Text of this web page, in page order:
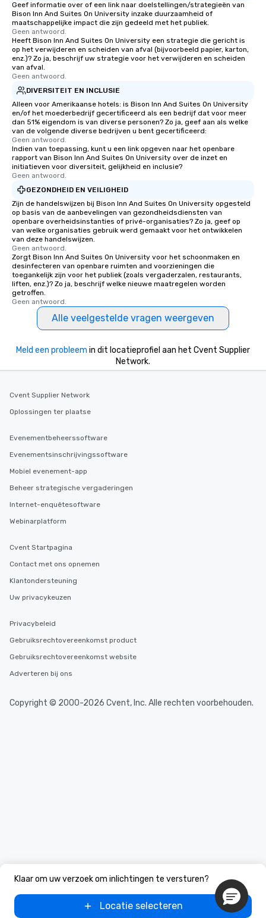
Geef informatie over of een link naar doelstellingen/strategieën van
Bison Inn And Suites On University inzake duurzaamheid of
maatschappelijke impact die zijn gedeeld met het publiek.
Geen antwoord.
Heeft Bison Inn And Suites On University een strategie die gericht is
op het verwijderen en scheiden van afval (bijvoorbeeld papier, karton,
enz.)? Zo ja, beschrijf uw strategie voor het verwijderen en scheiden
van afval.
Geen antwoord.
DIVERSITEIT EN INCLUSIE
Alleen voor Amerikaanse hotels: is Bison Inn And Suites On University
en/of het moederbedrijf gecertificeerd als een bedrijf dat voor meer
dan 51% eigendom is van diverse personen? Zo ja, geef aan als welke
van de volgende diverse bedrijven u bent gecertificeerd:
Geen antwoord.
Indien van toepassing, kunt u een link opgeven naar het openbare
rapport van Bison Inn And Suites On University over de inzet en
initiatieven voor diversiteit, gelijkheid en inclusie?
Geen antwoord.
GEZONDHEID EN VEILIGHEID
Zijn de handelswijzen bij Bison Inn And Suites On University opgesteld
op basis van de aanbevelingen van gezondheidsdiensten van
openbare overheidsinstanties of privé-organisaties? Zo ja, geef op
van welke organisaties gebruik werd gemaakt voor het ontwikkelen
van deze handelswijzen.
Geen antwoord.
Zorgt Bison Inn And Suites On University voor het schoonmaken en
desinfecteren van openbare ruimten and voorzieningen die
toegankelijk zijn voor het publiek (zoals vergaderzalen, restaurants,
liften, enz.)? Zo ja, beschrijf welke nieuwe maatregelen worden
getroffen.
Geen antwoord.
Alle veelgestelde vragen weergeven
Klaar om uw verzoek om inlichtingen te versturen?
Locatie selecteren
Meld een probleem in dit locatieprofiel aan het Cvent Supplier
Network.
Cvent Supplier Network
Oplossingen ter plaatse
Evenementbeheerssoftware
Evenementsinschrijvingssoftware
Mobiel evenement-app
Beheer strategische vergaderingen
Internet-enquêtesoftware
Webinarplatform
Cvent Startpagina
Contact met ons opnemen
Klantondersteuning
Uw privacykeuzen
Privacybeleid
Gebruiksrechtovereenkomst product
Gebruiksrechtovereenkomst website
Adverteren bij ons
Copyright © 2000-2026 Cvent, Inc. Alle rechten voorbehouden.